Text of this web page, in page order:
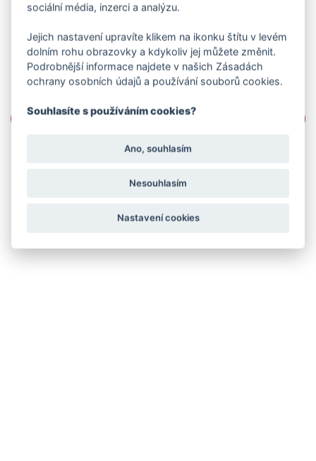
sociální média, inzerci a analýzu.
Jejich nastavení upravíte klikem na ikonku štítu v levém
dolním rohu obrazovky a kdykoliv jej můžete změnit.
Podrobnější informace najdete v našich Zásadách
ochrany osobních údajů a používání souborů cookies.
Souhlasíte s používáním cookies?
Ano, souhlasím
Nesouhlasím
Nastavení cookies